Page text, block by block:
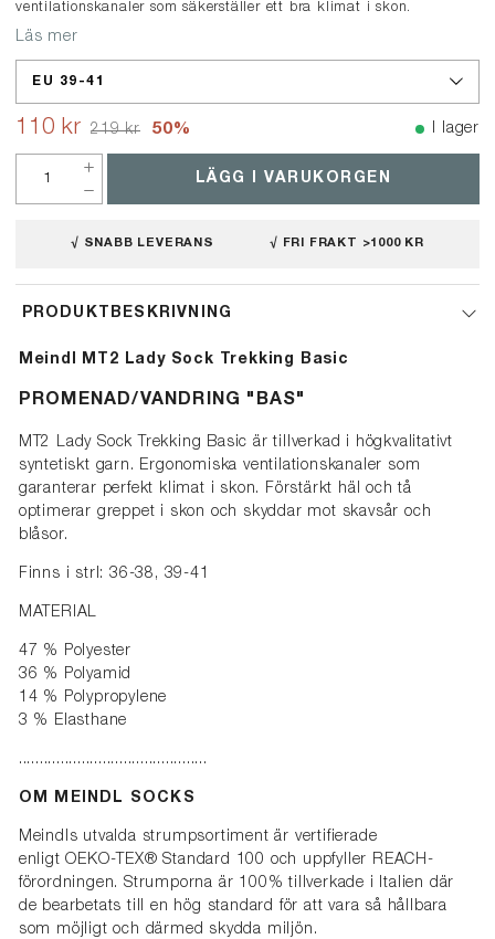
ventilationskanaler som säkerställer ett bra klimat i skon.
Läs mer
EU 39-41
110 kr 219 kr 50% I lager
LÄGG I VARUKORGEN
√ SNABB LEVERANS √ FRI FRAKT >1000 KR
PRODUKTBESKRIVNING
Meindl MT2 Lady Sock Trekking Basic
PROMENAD/VANDRING "BAS"
MT2 Lady Sock Trekking Basic är tillverkad i högkvalitativt
syntetiskt garn. Ergonomiska ventilationskanaler som
garanterar perfekt klimat i skon. Förstärkt häl och tå
optimerar greppet i skon och skyddar mot skavsår och
blåsor.
Finns i strl: 36-38, 39-41
MATERIAL
47 % Polyester
36 % Polyamid
14 % Polypropylene
3 % Elasthane
.............................................
OM MEINDL SOCKS
Meindls utvalda strumpsortiment är vertifierade
enligtOEKO-TEX® Standard 100 och uppfyller REACH-
förordningen. Strumporna är 100% tillverkade i Italien där
de bearbetats till en hög standard för att vara så hållbara
som möjligt och därmed skydda miljön.